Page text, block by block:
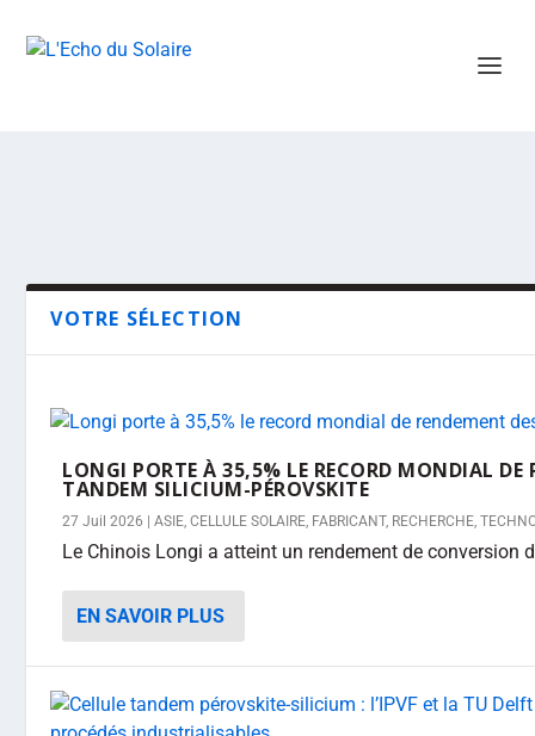
VOTRE SÉLECTION
LONGI PORTE À 35,5% LE RECORD MONDIAL DE
TANDEM SILICIUM-PÉROVSKITE
27 Juil 2026 |ASIE,CELLULE SOLAIRE, FABRICANT, RECHERCHE,
Le Chinois Longi a atteint un rendement de conversion
EN SAVOIR PLUS